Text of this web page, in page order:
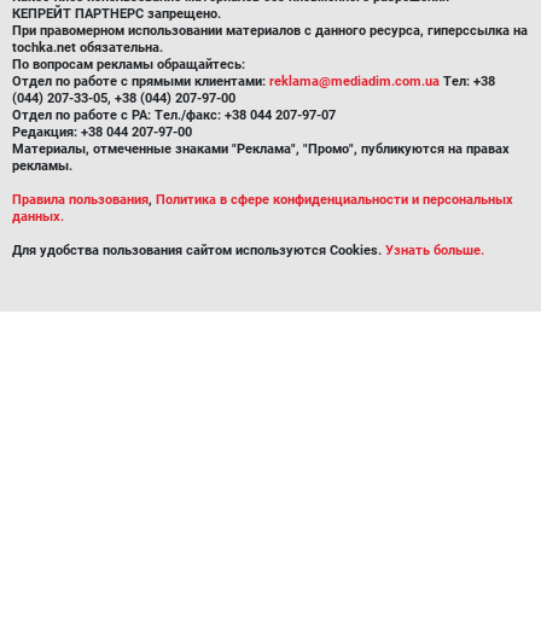
КЕПРЕЙТ ПАРТНЕРС запрещено.
При правомерном использовании материалов с данного ресурса, гиперссылка на
tochka.net обязательна.
По вопросам рекламы обращайтесь:
Отдел по работе с прямыми клиентами: reklama@mediadim.com.ua Тел: +38
(044) 207-33-05, +38 (044) 207-97-00
Отдел по работе с РА: Тел./факс: +38 044 207-97-07
Редакция: +38 044 207-97-00
Материалы, отмеченные знаками "Реклама", "Промо", публикуются на правах
рекламы.
Правила пользования, Политика в сфере конфиденциальности и персональных
данных.
Для удобства пользования сайтом используются Cookies. Узнать больше.